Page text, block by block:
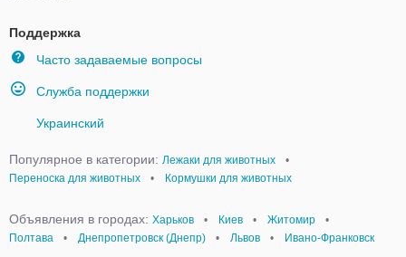
Поддержка
Часто задаваемые вопросы
Служба поддержки
Украинский
Популярное в категории: Лежаки для животных
•
Переноска для животных
• Кормушки для животных
Объявления в городах: Харьков • Киев • Житомир
•
Полтава
• Днепропетровск (Днепр) • Львов • Ивано-Франковск